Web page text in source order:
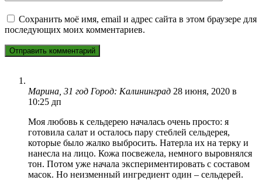
Сохранить моё имя, email и адрес сайта в этом браузере для
последующих моих комментариев.
Марина, 31 год Город: Калининград 28 июня, 2020 в
10:25 дп
Моя любовь к сельдерею началась очень просто: я
готовила салат и осталось пару стеблей сельдерея,
которые было жалко выбросить. Натерла их на терку и
нанесла на лицо. Кожа посвежела, немного выровнялся
тон. Потом уже начала экспериментировать с составом
масок. Но неизменный ингредиент один – сельдерей.